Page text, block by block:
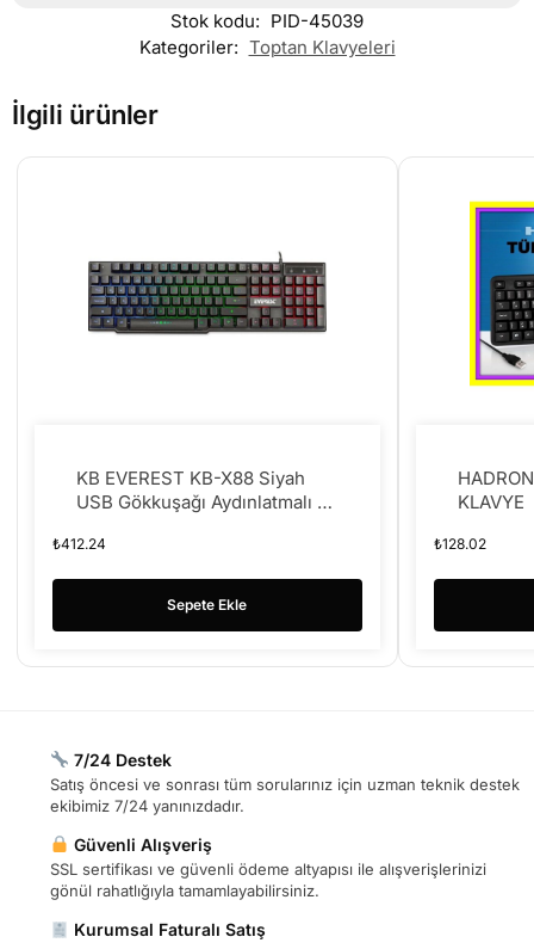
Stok kodu: PID-45039
Kategoriler: Toptan Klavyeleri
İlgili ürünler
KB EVEREST KB-X88 Siyah
USB Gökkuşağı Aydınlatmalı Q
₺412.24
Sepete Ekle
KLAVYE
₺128.02
7/24 Destek
Satış öncesi ve sonrası tüm sorularınız için uzman teknik destek
ekibimiz 7/24 yanınızdadır.
Güvenli Alışveriş
SSL sertifikası ve güvenli ödeme altyapısı ile alışverişlerinizi
gönül rahatlığıyla tamamlayabilirsiniz.
Kurumsal Faturalı Satış